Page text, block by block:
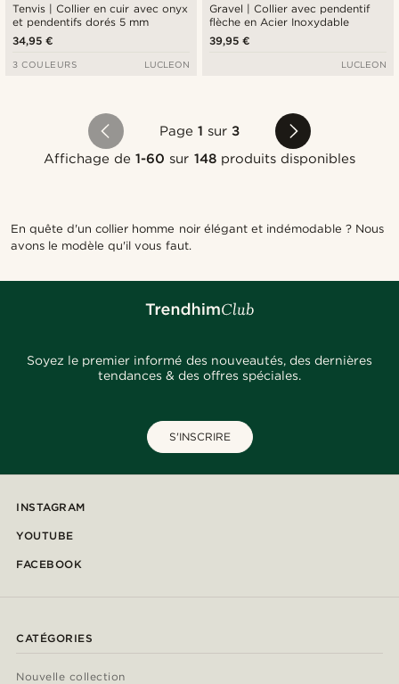
Tenvis | Collier en cuir avec onyx
et pendentifs dorés 5 mm
34,95 €
3 COULEURS LUCLEON
Gravel | Collier avec pendentif
flèche en Acier Inoxydable
39,95 €
LUCLEON
Page 1 sur3
Affichage de1-60 sur 148produits disponibles
En quête d'un collier homme noir élégant et indémodable ? Nous
avons le modèle qu'il vous faut.
Soyez le premier informé des nouveautés, des dernières
tendances & des offres spéciales.
S'INSCRIRE
INSTAGRAM
YOUTUBE
FACEBOOK
CATÉGORIES
Nouvelle collection